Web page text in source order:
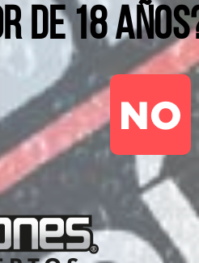
DE 18
NO